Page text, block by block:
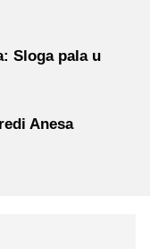
Sloga pala u
Anesa